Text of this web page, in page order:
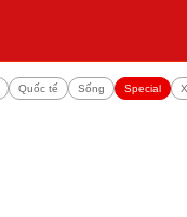
Quốc tế Sống Special